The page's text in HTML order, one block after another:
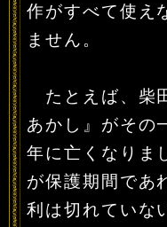
作がすべて使え
ません。
たとえば、柴
あかし』がその
年に亡くなりま
が保護期間であ
利は切れていな